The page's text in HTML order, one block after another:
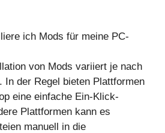
ich Mods für meine PC-
von Mods variiert je nach
In der Regel bieten Plattformen
eine einfache Ein-Klick-
Plattformen kann es
manuell in die